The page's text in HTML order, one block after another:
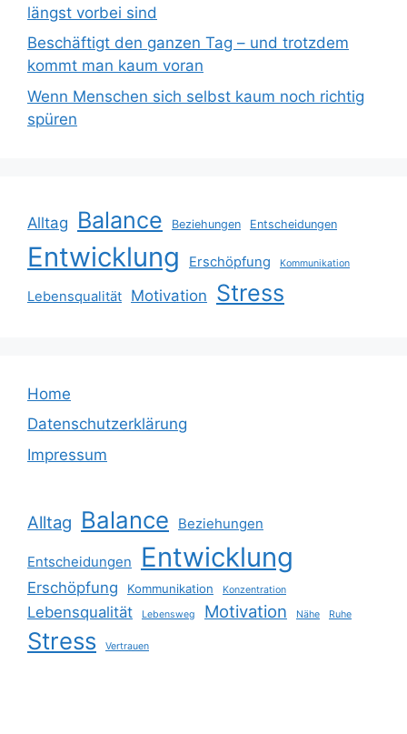
längst vorbei sind
Beschäftigt den ganzen Tag – und trotzdem
kommt man kaum voran
Wenn Menschen sich selbst kaum noch richtig
spüren
Alltag Balance Beziehungen Entscheidungen
Entwicklung Erschöpfung Kommunikation
Lebensqualität Motivation Stress
Home
Datenschutzerklärung
Impressum
Alltag Balance Beziehungen
Entscheidungen Entwicklung
Erschöpfung Kommunikation Konzentration
Lebensqualität Lebensweg Motivation Nähe Ruhe
Stress Vertrauen